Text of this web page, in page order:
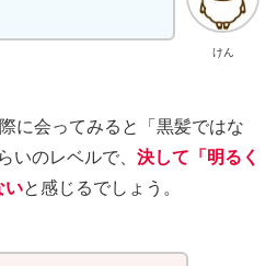
けん
に会ってみると「黒髪ではな
いのレベルで、 決して「明るく
いと感じるでしょう。